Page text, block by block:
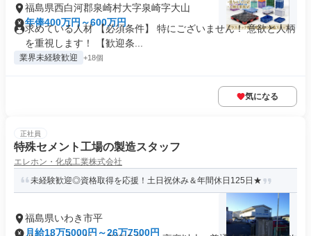
福島県西白河郡泉崎村大字泉崎字大山
年俸400万円～600万円
求めている人材 【必須条件】 特にございません！ 意欲と人柄
を重視します！ 【歓迎条...
業界未経験歓迎 +18個
気になる
正社員
特殊セメント工場の製造スタッフ
エレホン・化成工業株式会社
未経験歓迎◎資格取得を応援！土日祝休み＆年間休日125日★
福島県いわき市平
月給18万5000円～26万7500円